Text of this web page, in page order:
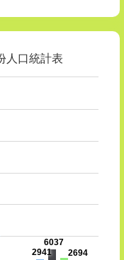
人口統計表
2941
6037
2694